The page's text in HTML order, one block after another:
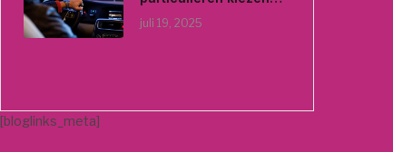
voor een auto-
abonnement
juli 19, 2025
[bloglinks_meta]